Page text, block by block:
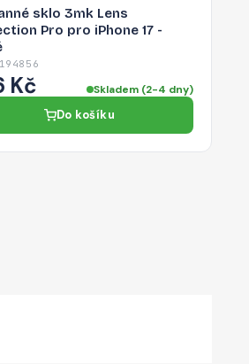
sklo 3mk Lens
Pro pro iPhone 17 -
Kč Skladem (2-4 dny)
Do košíku